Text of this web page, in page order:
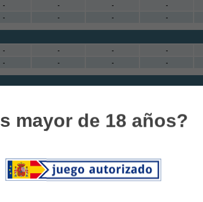
- - - -
-
- - -
- - - -
-
- - -
-
- -
-
- -
mayor de 18 años?